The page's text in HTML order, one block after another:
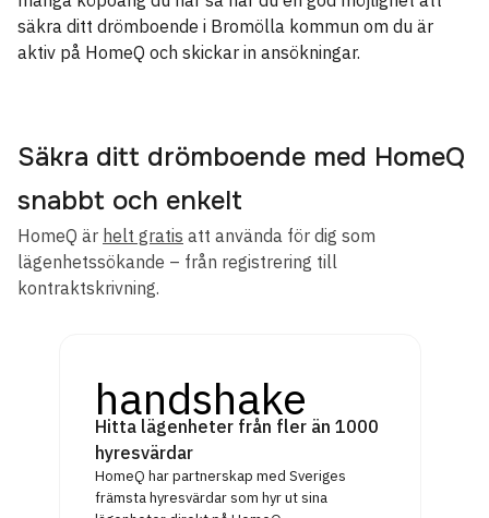
säkra ditt drömboende i Bromölla kommun om du är
aktiv på HomeQ och skickar in ansökningar.
Säkra ditt drömboende med HomeQ
snabbt och enkelt
HomeQ är helt gratis att använda för dig som
lägenhetssökande – från registrering till
kontraktskrivning.
handshake
Hitta lägenheter från fler än 1000
hyresvärdar
HomeQ har partnerskap med Sveriges
främsta hyresvärdar som hyr ut sina